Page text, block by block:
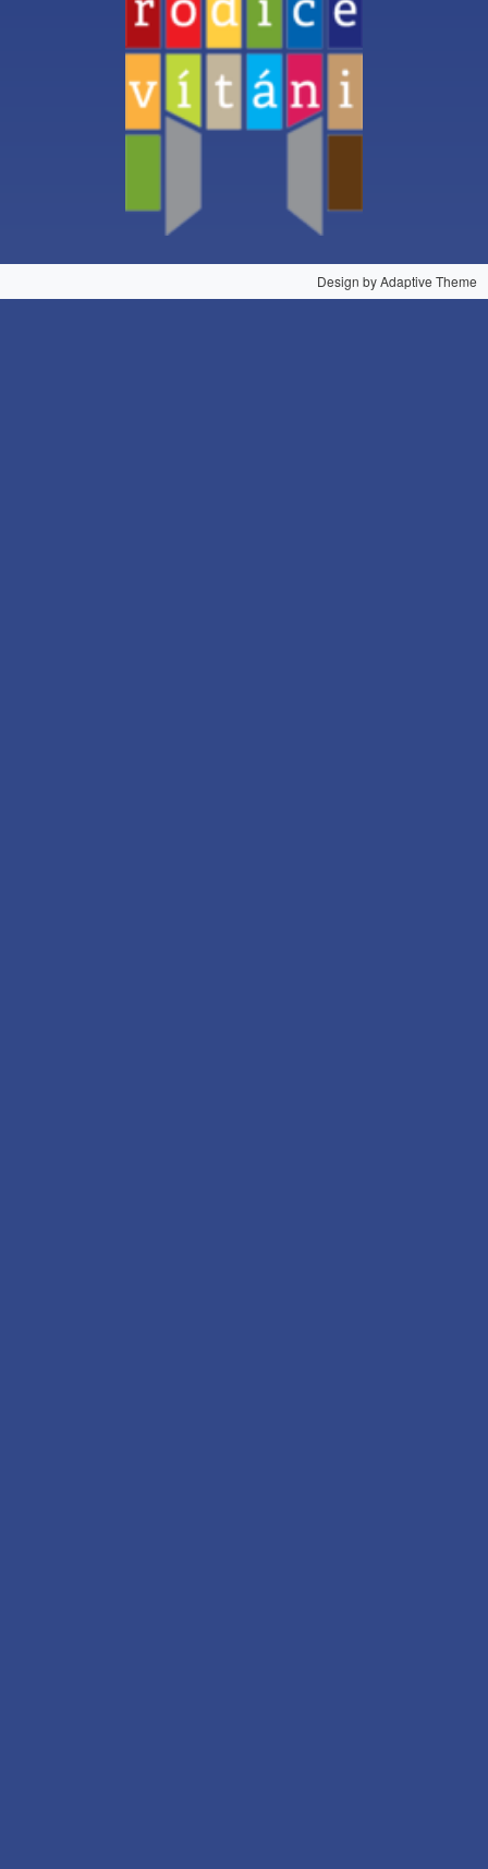
Design by Adaptive Theme